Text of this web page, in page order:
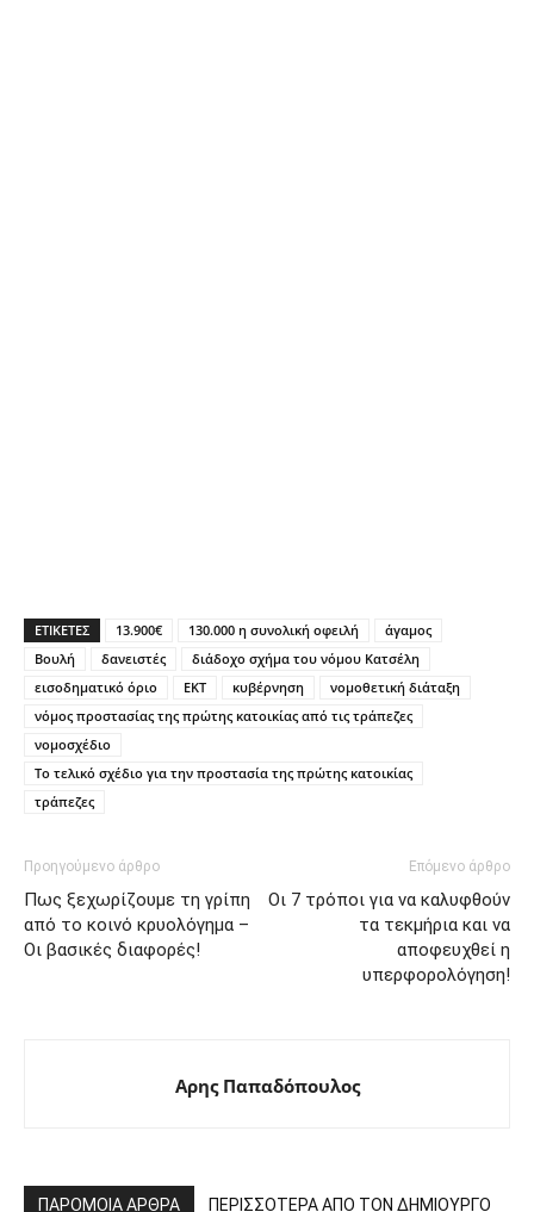
ΕΤΙΚΕΤΕΣ 13.900€ 130.000 η συνολική οφειλή
άγαμος
Βουλή
δανειστές
διάδοχο σχήμα του νόμου Κατσέλη
εισοδηματικό όριο
ΕΚΤ κυβέρνηση
νομοθετική διάταξη
νόμος προστασίας της πρώτης κατοικίας από τις τράπεζες
νομοσχέδιο
Το τελικό σχέδιο για την προστασία της πρώτης κατοικίας
τράπεζες
Προηγούμενο άρθρο
Πως ξεχωρίζουμε τη γρίπη
από το κοινό κρυολόγημα –
Οι βασικές διαφορές!
Επόμενο άρθρο
Οι 7 τρόποι για να καλυφθούν
τα τεκμήρια και να
αποφευχθεί η
υπερφορολόγηση!
Αρης Παπαδόπουλος
ΠΑΡΟΜΟΙΑ ΑΡΘΡΑ ΠΕΡΙΣΣΟΤΕΡΑ ΑΠΟ ΤΟΝ ΔΗΜΙΟΥΡΓΟ